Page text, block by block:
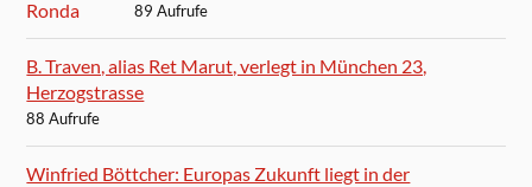
89 Aufrufe
B. Traven, alias Ret Marut, verlegt in München 23,
Herzogstrasse
88 Aufrufe
Winfried Böttcher: Europas Zukunft liegt in der